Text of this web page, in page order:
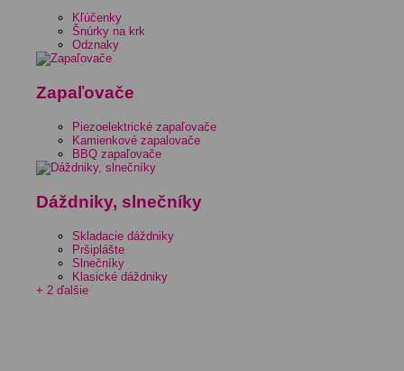
Kľúčenky
Šnúrky na krk
Odznaky
Zapaľovače
Piezoelektrické zapaľovače
Kamienkové zapalovače
BBQ zapaľovače
Dáždniky, slnečníky
Skladacie dáždniky
Pršiplášte
Slnečníky
Klasické dáždniky
+ 2 ďalšie